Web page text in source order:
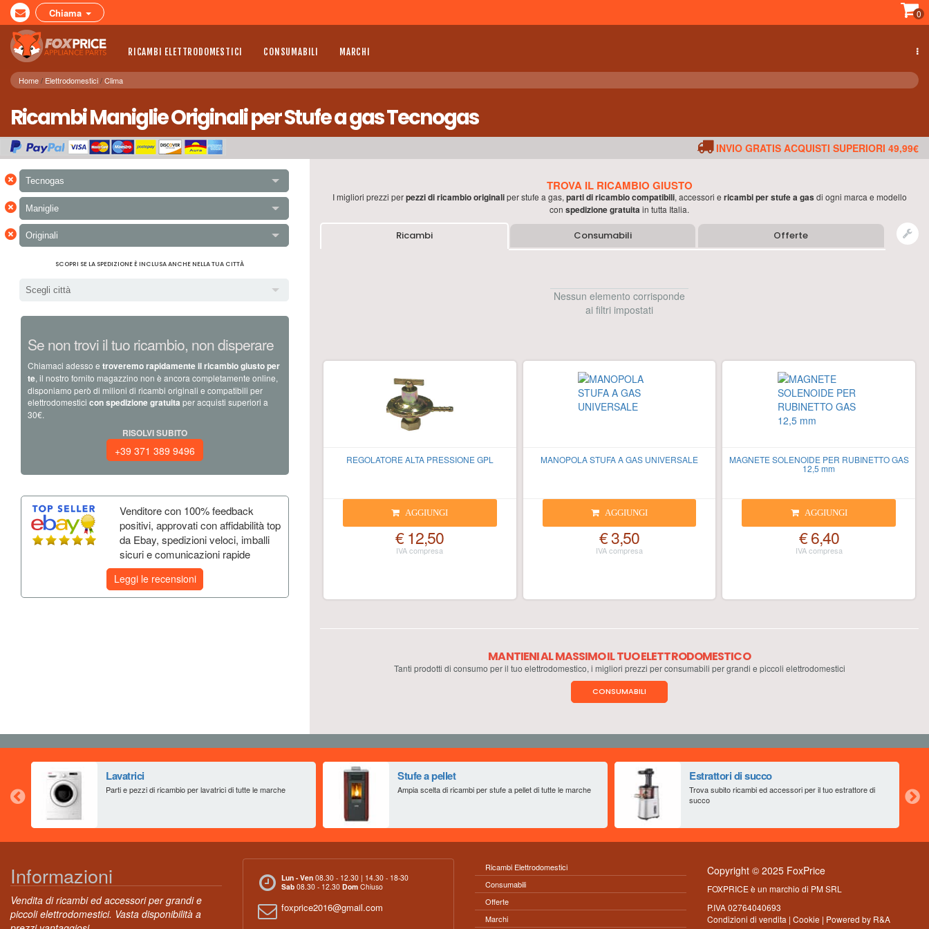
Chiama 0
RICAMBI ELETTRODOMESTICI CONSUMABILI MARCHI
Home Elettrodomestici Clima
Ricambi Maniglie Originali per Stufe a gas Tecnogas
INVIO GRATIS ACQUISTI SUPERIORI 49,99€
× Tecnogas
× Maniglie
× Originali
SCOPRI SE LA SPEDIZIONE È INCLUSA ANCHE NELLA TUA CITTÀ
Scegli città
Se non trovi il tuo ricambio, non disperare
Chiamaci adesso e troveremo rapidamente il ricambio giusto per
te, il nostro fornito magazzino non è ancora completamente online,
disponiamo però di milioni di ricambi originali e compatibili per
elettrodomestici con spedizione gratuita per acquisti superiori a
30€.
RISOLVI SUBITO
+39 371 389 9496
Venditore con 100% feedback
positivi, approvati con affidabilità top
da Ebay, spedizioni veloci, imballi
sicuri e comunicazioni rapide
Leggi le recensioni
TROVA IL RICAMBIO GIUSTO
I migliori prezzi perpezzi di ricambio originaliperstufe a gas, parti di ricambio compatibili, accessori e ricambi perstufe a gas di ogni marca e modello
con spedizione gratuitain tutta Italia.
Ricambi Consumabili Offerte
Nessun elemento corrisponde
ai filtri impostati
REGOLATORE ALTA PRESSIONE GPL
AGGIUNGI
€ 12,50
MANOPOLA STUFA A GAS UNIVERSALE
AGGIUNGI
€ 3,50
MAGNETE SOLENOIDE PER RUBINETTO GAS
12,5 mm
AGGIUNGI
€ 6,40
MANTIENI AL MASSIMO IL TUO ELETTRODOMESTICO
Tanti prodotti di consumo per il tuo elettrodomestico, i migliori prezzi per consumabili per grandi e piccoli elettrodomestici
CONSUMABILI
Lavatrici
Parti e pezzi di ricambio per lavatrici di tutte le marche
Stufe a pellet
Ampia scelta di ricambi per stufe a pellet di tutte le marche
Estrattori di succo
Trova subito ricambi ed accessori per il tuo estrattore di
succo
Informazioni
Vendita di ricambi ed accessori per grandi e
piccoli elettrodomestici. Vasta disponibilità a
Lun - Ven 08.30 - 12.30 | 14.30 - 18-30
Sab 08.30 - 12.30 Dom Chiuso
foxprice2016@gmail.com
Ricambi Elettrodomestici
Consumabili
Offerte
Marchi
Copyright © 2025 FoxPrice
FOXPRICE è un marchio di PM SRL
P.IVA 02764040693
Condizioni di vendita | Cookie | Powered by R&A